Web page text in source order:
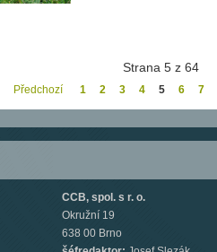
Strana 5 z 64
Předchozí 1 2 3 4 5 6 7
CCB, spol. s r. o.
Okružní 19
638 00 Brno